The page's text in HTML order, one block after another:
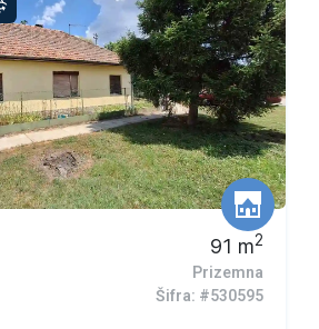
91 m2
Prizemna
Šifra: #530595